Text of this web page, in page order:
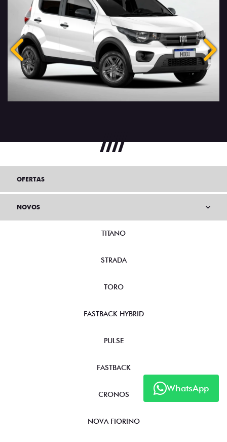
Anterior
WhatsApp
OFERTAS
NOVOS
TITANO
STRADA
TORO
FASTBACK HYBRID
PULSE
FASTBACK
CRONOS
NOVA FIORINO